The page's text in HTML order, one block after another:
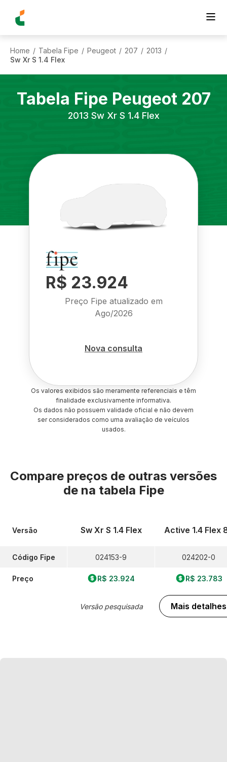
Home / Tabela Fipe / Peugeot / 207 / 2013 /
Sw Xr S 1.4 Flex
Tabela Fipe Peugeot 207
2013 Sw Xr S 1.4 Flex
R$ 23.924
Preço Fipe atualizado em
Ago/2026
Nova consulta
Os valores exibidos são meramente referenciais e têm
finalidade exclusivamente informativa.
Os dados não possuem validade oficial e não devem
ser considerados como uma avaliação de veículos
usados.
Compare preços de outras versões
de na tabela Fipe
Versão
Código Fipe
Preço
Sw Xr S 1.4 Flex
024153-9
R$ 23.924
Versão pesquisada
Active 1.4 Flex
024202-0
R$ 23.783
Mais detalhes